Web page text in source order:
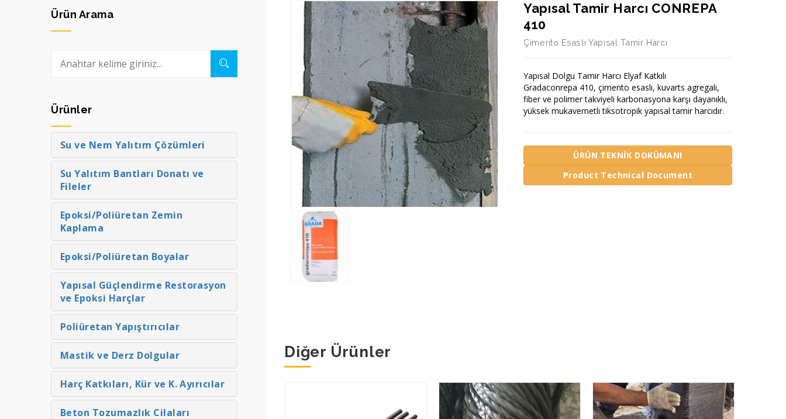
Yapısal Tamir Harcı CONREPA
410
Çimento Esaslı Yapısal Tamir Harcı
Yapısal Dolgu Tamir Harcı Elyaf Katkılı
Gradaconrepa 410, çimento esaslı, kuvarts agregalı,
fiber ve polimer takviyeli karbonasyona karşı dayanıklı,
yüksek mukavemetli tiksotropik yapısal tamir harcıdır.
ÜRÜN TEKNİK DOKÜMANI
Product Technical Document
Diğer Ürünler
Ürün Arama
Ürünler
Su ve Nem Yalıtım Çözümleri
Su Yalıtım Bantları Donatı ve
Fileler
Epoksi/Poliüretan Zemin
Kaplama
Epoksi/Poliüretan Boyalar
Yapısal Güçlendirme Restorasyon
ve Epoksi Harçlar
Poliüretan Yapıştırıcılar
Mastik ve Derz Dolgular
Harç Katkıları, Kür ve K. Ayırıcılar
Beton Tozumazlık Cilaları